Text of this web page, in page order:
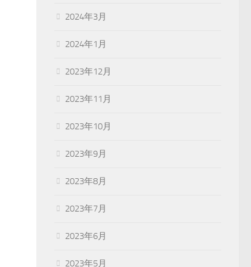
2024年3月
2024年1月
2023年12月
2023年11月
2023年10月
2023年9月
2023年8月
2023年7月
2023年6月
2023年5月